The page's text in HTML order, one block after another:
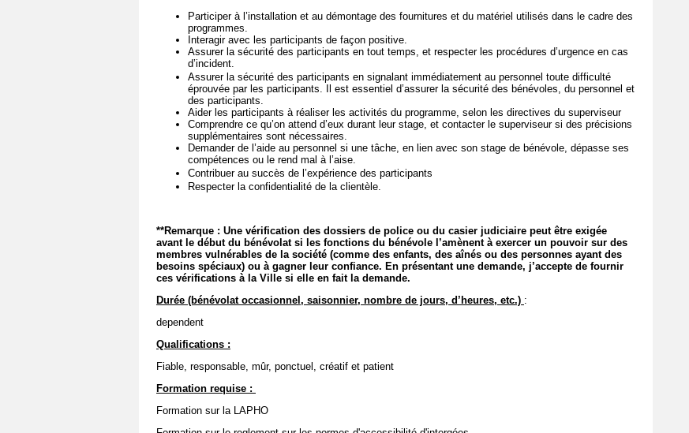
Participer à l’installation et au démontage des fournitures et du matériel utilisés dans le cadre des
programmes.
Interagir avec les participants de façon positive.
Assurer la sécurité des participants en tout temps, et respecter les procédures d’urgence en cas
d’incident.
Assurer la sécurité des participants en signalant immédiatement au personnel toute difficulté
éprouvée par les participants. Il est essentiel d’assurer la sécurité des bénévoles, du personnel et
des participants.
Aider les participants à réaliser les activités du programme, selon les directives du superviseur
Comprendre ce qu’on attend d’eux durant leur stage, et contacter le superviseur si des précisions
supplémentaires sont nécessaires.
Demander de l’aide au personnel si une tâche, en lien avec son stage de bénévole, dépasse ses
compétences ou le rend mal à l’aise.
Contribuer au succès de l’expérience des participants
Respecter la confidentialité de la clientèle.
**Remarque : Une vérification des dossiers de police ou du casier judiciaire peut être exigée
avant le début du bénévolat si les fonctions du bénévole l’amènent à exercer un pouvoir sur des
membres vulnérables de la société (comme des enfants, des aînés ou des personnes ayant des
besoins spéciaux) ou à gagner leur confiance. En présentant une demande, j’accepte de fournir
ces vérifications à la Ville si elle en fait la demande.
Durée (bénévolat occasionnel, saisonnier, nombre de jours, d’heures, etc.) :
dependent
Qualifications :
Fiable, responsable, mûr, ponctuel, créatif et patient
Formation requise :
Formation sur la LAPHO